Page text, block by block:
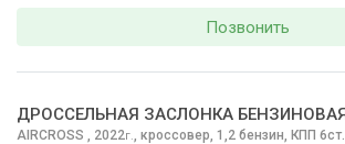
Позвонить
ДРОССЕЛЬНАЯ ЗАСЛОНКА
AIRCROSS , 2022г., кроссовер, 1,2 бензин, КПП 6ст.